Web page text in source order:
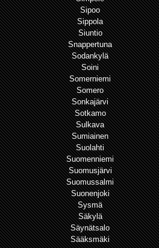
Sipoo
Sippola
Siuntio
Snappertuna
Sodankylä
Soini
Somerniemi
Somero
Sonkajärvi
Sotkamo
Sulkava
Sumiainen
Suolahti
Suomenniemi
Suomusjärvi
Suomussalmi
Suonenjoki
Sysmä
Säkylä
Säynätsalo
Sääksmäki